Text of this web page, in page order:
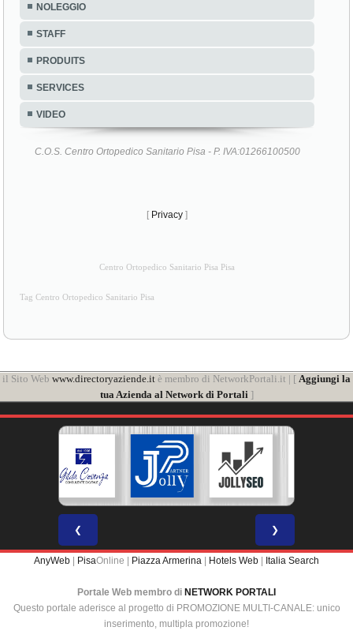
NOLEGGIO
STAFF
PRODUITS
SERVICES
VIDEO
C.O.S. Centro Ortopedico Sanitario Pisa - P. IVA:01266100500
[ Privacy ]
Centro Ortopedico Sanitario Pisa Pisa
Tag Centro Ortopedico Sanitario Pisa
il Sito Web www.directoryaziende.it è membro di NetworkPortali.it | [ Aggiungi la
tua Azienda al Network di Portali ]
❮ ❯
AnyWeb PisaOnline | Piazza Armerina Hotels Web Italia Search
Portale Web membro di NETWORK PORTALI
Questo portale aderisce al progetto di PROMOZIONE MULTI-CANALE: unico
inserimento, multipla promozione!